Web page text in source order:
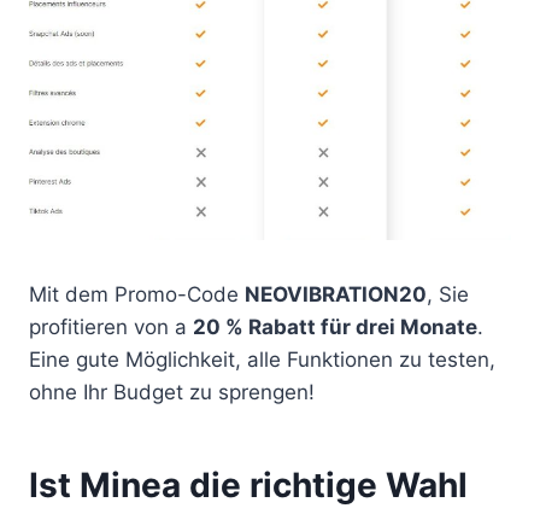
Mit dem Promo-Code NEOVIBRATION20, Sie
profitieren von a 20 % Rabatt für drei Monate.
Eine gute Möglichkeit, alle Funktionen zu testen,
ohne Ihr Budget zu sprengen!
Ist Minea die richtige Wahl